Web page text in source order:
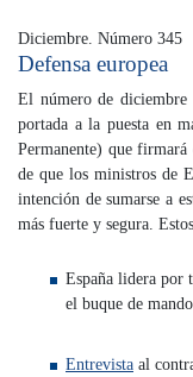
Diciembre. Número 345
Defensa europea
El número de diciembre
portada a la puesta en
Permanente) que
de que los ministros de
intención de sumarse a
más fuerte y segura.
España lidera por
el buque de
Entrevista al